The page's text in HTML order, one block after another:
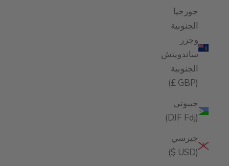
جورجيا
الجنوبية
وجزر
ساندويتش
الجنوبية
(GBP £)
جيبوتي
(DJF Fdj)
جيرسي
(USD $)